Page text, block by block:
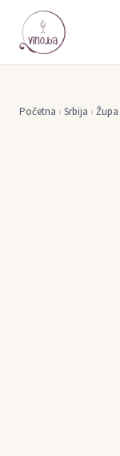
Početna › Srbija › Župa